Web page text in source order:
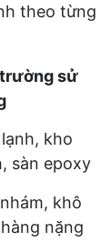
theo từng
sử
kho
sàn epoxy
khô
nặng